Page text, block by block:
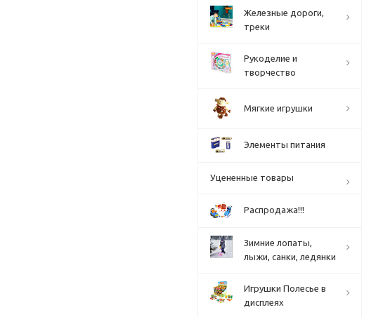
Железные дороги,
треки
Рукоделие и
творчество
Мягкие игрушки
Элементы питания
Уцененные товары
Распродажа!!!
Зимние лопаты,
лыжи, санки, ледянки
Игрушки Полесье в
дисплеях